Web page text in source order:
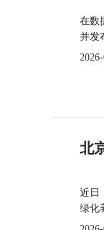
在数
并发
北
近日
绿化